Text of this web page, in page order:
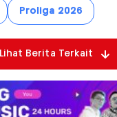
Proliga 2026
Lihat Berita Terkait